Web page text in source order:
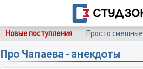
Новые поступления Просто смешные
Про Чапаева - анекдоты